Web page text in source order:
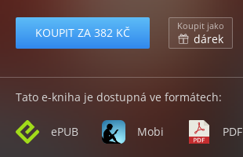
KOUPIT ZA 382 KČ Koupit jako
dárek
Tato e-kniha je dostupná ve formátech:
ePUB Mobi PDF